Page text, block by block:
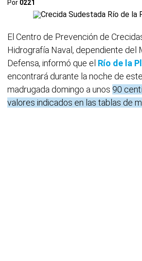
Por 0221
El Centro de Prevención de
Hidrografía Naval, dependiente del
Defensa, informó que el Río de la
encontrará durante la noche de
madrugada domingo a unos 90
valores indicados en las tablas de